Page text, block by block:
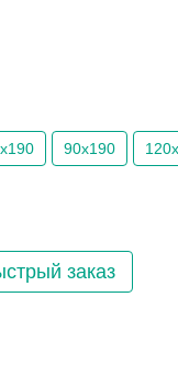
90х190
заказ